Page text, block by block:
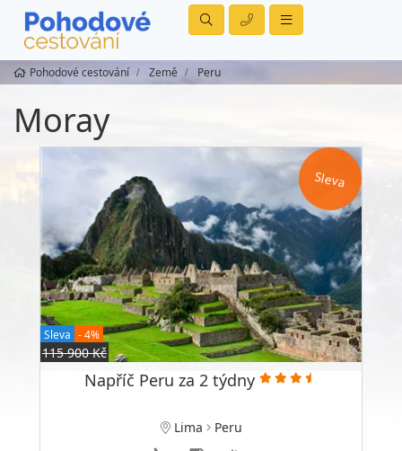
Pohodové cestování Země Peru
Moray
Sleva
Sleva - 4%
115 900 Kč
Napříč Peru za 2 týdny
Lima Peru